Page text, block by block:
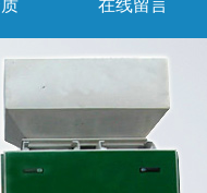
在线留言